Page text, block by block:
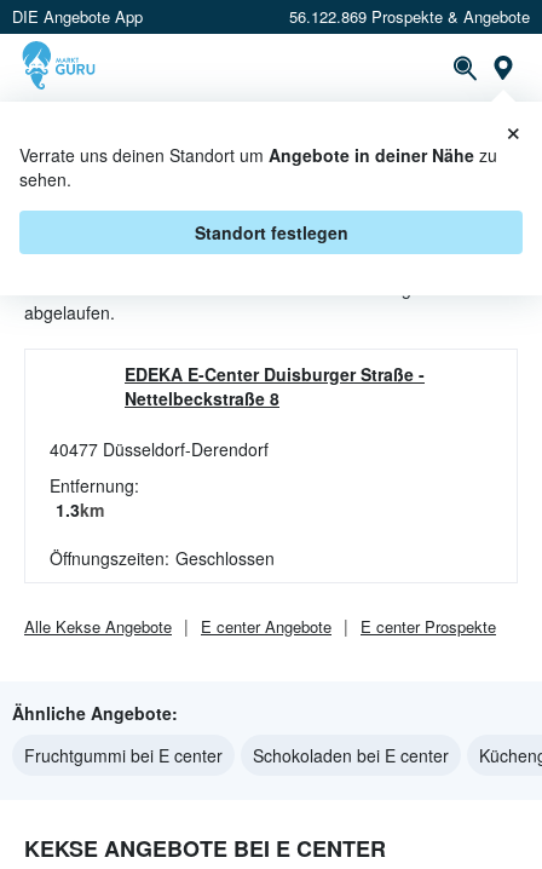
DIE Angebote App 56.122.869 Prospekte & Angebote
Verrate uns deinen Standort um Angebote in deiner Nähe zu
sehen.
Standort festlegen
×
KEKSE ANGEBOTE & AKTIONEN
BEI E CENTER
abgelaufen.
EDEKA E-Center Duisburger Straße -
Nettelbeckstraße 8
40477 Düsseldorf-Derendorf
Entfernung:
1.3km
Öffnungszeiten: Geschlossen
Alle Kekse Angebote E centerAngebote E centerProspekte
Ähnliche Angebote:
Fruchtgummi bei E center
Schokoladen bei E center
KEKSE ANGEBOTE BEI E CENTER